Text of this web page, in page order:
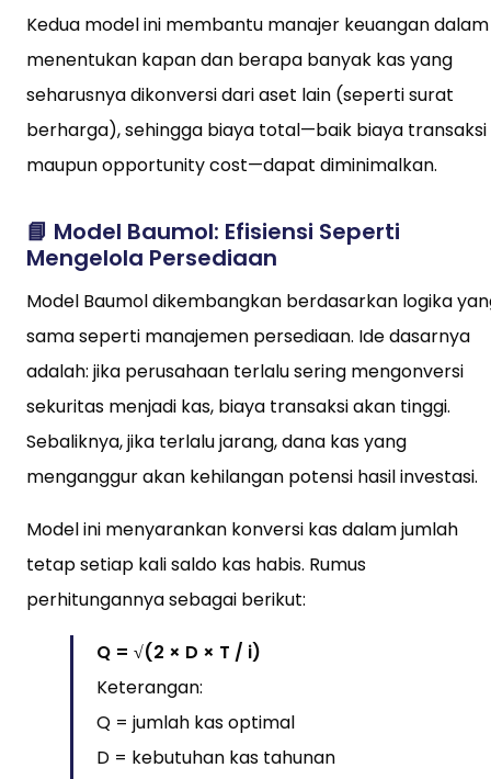
Kedua model ini membantu manajer keuangan dalam
menentukan kapan dan berapa banyak kas yang
seharusnya dikonversi dari aset lain (seperti surat
berharga), sehingga biaya total—baik biaya transaksi
maupun opportunity cost—dapat diminimalkan.
📘 Model Baumol: Efisiensi Seperti
Mengelola Persediaan
Model Baumol dikembangkan berdasarkan logika
sama seperti manajemen persediaan. Ide dasarnya
adalah: jika perusahaan terlalu sering mengonversi
sekuritas menjadi kas, biaya transaksi akan tinggi.
Sebaliknya, jika terlalu jarang, dana kas yang
menganggur akan kehilangan potensi hasil investasi.
Model ini menyarankan konversi kas dalam jumlah
tetap setiap kali saldo kas habis. Rumus
perhitungannya sebagai berikut:
Q = √(2 × D × T / i)
Keterangan:
Q = jumlah kas optimal
D = kebutuhan kas tahunan